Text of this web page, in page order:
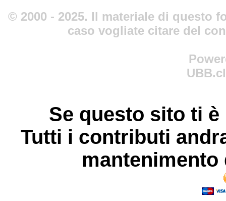
© 2000 - 2025. Il materiale di questo
caso vogliate citare del
Se questo sito ti
Tutti i contributi